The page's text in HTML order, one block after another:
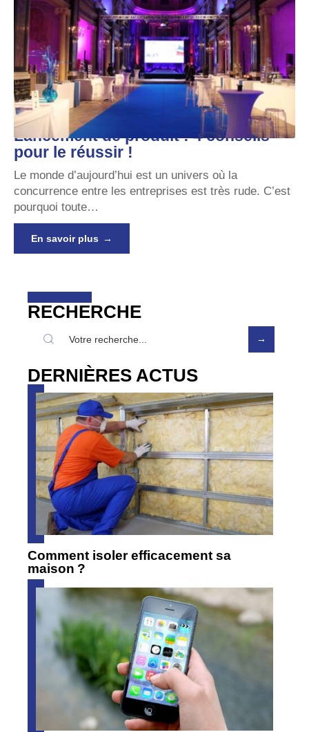
Lancement de produit : 4 conseils
pour le réussir !
Le monde d’aujourd’hui est un univers où la
concurrence entre les entreprises est très rude. C’est
pourquoi toute…
En savoir plus
RECHERCHE
DERNIÈRES ACTUS
Comment isoler efficacement sa
maison ?